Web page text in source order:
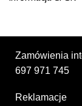
Zamówienia
697 971 745
Reklamacje